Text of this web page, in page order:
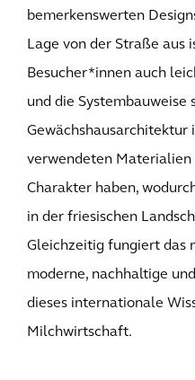
bemerkenswerten
Lage von der Straße aus
Besucher*innen auch
und die Systembauweise
Gewächshausarchitektur
verwendeten
Charakter haben,
in der friesischen
Gleichzeitig fungiert das
moderne, nachhaltige
dieses internationale
Milchwirtschaft.